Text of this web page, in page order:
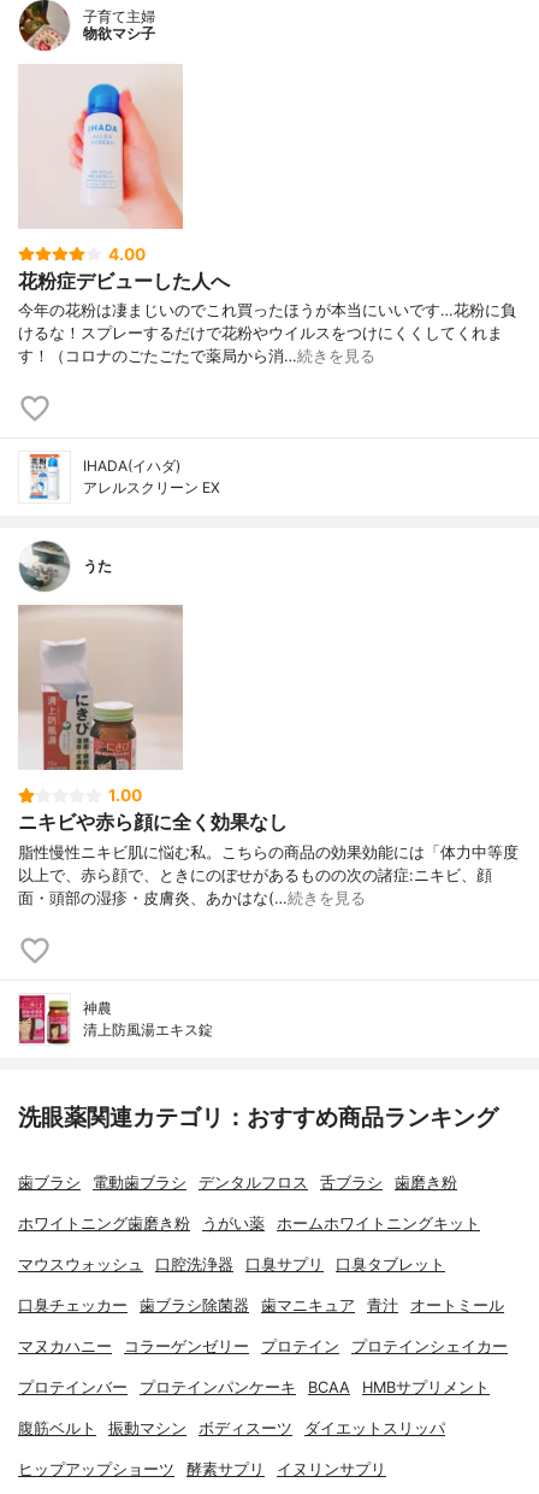
子育て主婦
物欲マシ子
4.00
花粉症デビューした人へ
今年の花粉は凄まじいのでこれ買ったほうが本当にいいです…花粉に負
けるな！スプレーするだけで花粉やウイルスをつけにくくしてくれま
す！（コロナのごたごたで薬局から消…続きを見る
IHADA(イハダ)
アレルスクリーン EX
うた
1.00
ニキビや赤ら顔に全く効果なし
脂性慢性ニキビ肌に悩む私。こちらの商品の効果効能には「体力中等度
以上で、赤ら顔で、ときにのぼせがあるものの次の諸症:ニキビ、顔
面・頭部の湿疹・皮膚炎、あかはな(…続きを見る
神農
清上防風湯エキス錠
洗眼薬関連カテゴリ：おすすめ商品ランキング
歯ブラシ 電動歯ブラシ デンタルフロス 舌ブラシ 歯磨き粉
ホワイトニング歯磨き粉 うがい薬 ホームホワイトニングキット
マウスウォッシュ 口腔洗浄器 口臭サプリ 口臭タブレット
口臭チェッカー 歯ブラシ除菌器 歯マニキュア 青汁 オートミール
マヌカハニー コラーゲンゼリー プロテイン プロテインシェイカー
プロテインバー プロテインパンケーキ BCAA HMBサプリメント
腹筋ベルト 振動マシン ボディスーツ ダイエットスリッパ
ヒップアップショーツ 酵素サプリ イヌリンサプリ